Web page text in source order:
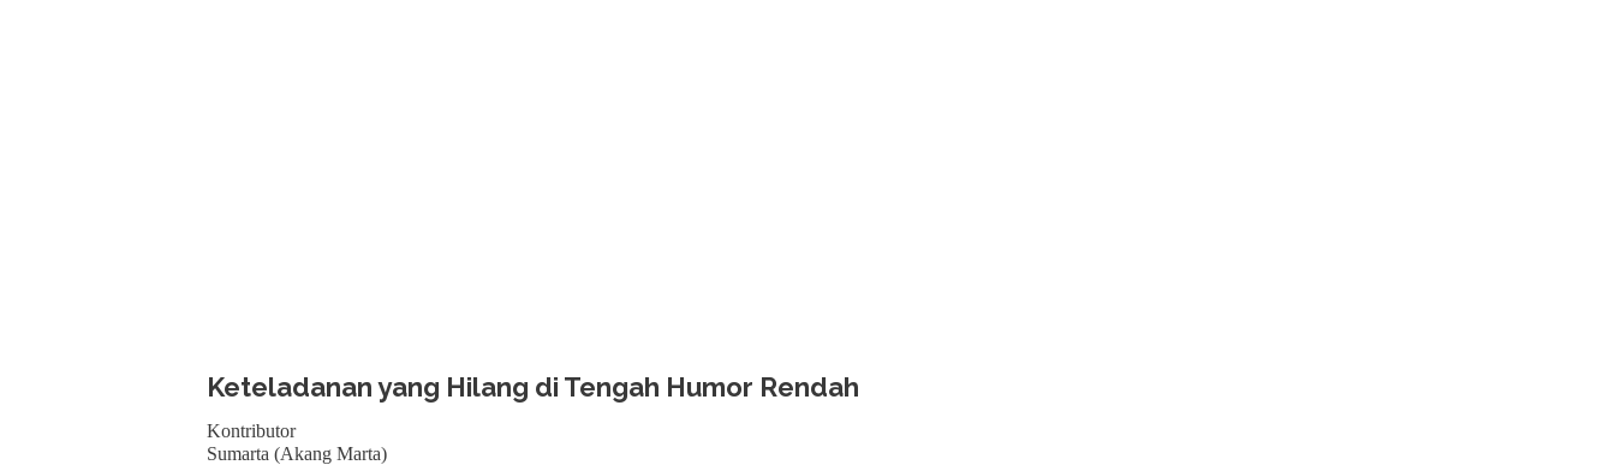
Keteladanan yang Hilang di Tengah Humor Rendah
Kontributor
Sumarta (Akang Marta)